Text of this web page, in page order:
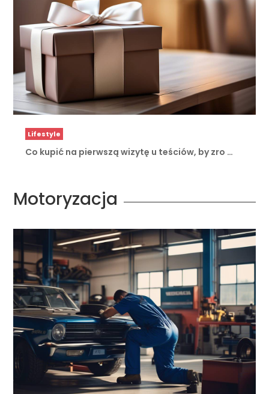
Lifestyle
Co kupić na pierwszą wizytę u teściów, by zro …
Motoryzacja